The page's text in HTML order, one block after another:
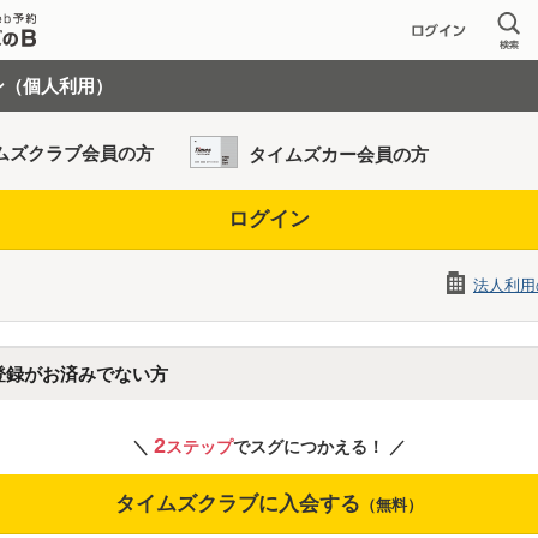
個人利用）
ズクラブ会員の方 タイムズカー会員の方
ログイン
法人利
録がお済みでない方
＼ 2ステップでスグにつかえる！ ／
タイムズクラブに入会する （無料）